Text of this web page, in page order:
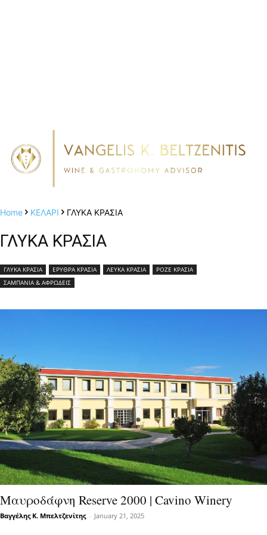
Home ΚΕΛΑΡΙ ΓΛΥΚΑ ΚΡΑΣΙΑ
ΓΛΥΚΑ ΚΡΑΣΙΑ
ΓΛΥΚΑ ΚΡΑΣΙΑ ΕΡΥΘΡΑ ΚΡΑΣΙΑ ΛΕΥΚΑ ΚΡΑΣΙΑ
ΡΟΖΕ ΚΡΑΣΙΑ
ΣΑΜΠΑΝΙΑ & ΑΦΡΩΔΕΙΣ
Μαυροδάφνη Reserve 2000 | Cavino Winery
Βαγγέλης Κ. Μπελτζενίτης - January 21, 2025